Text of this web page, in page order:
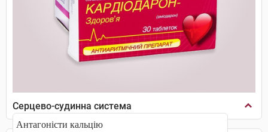
Серцево-судинна система
Антагоністи кальцію